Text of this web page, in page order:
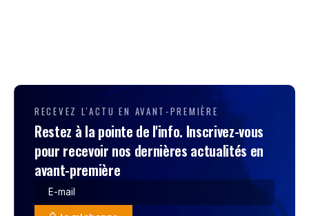
RECEVEZ L'ACTU EN AVANT-PREMIÈRE
Restez à la pointe de l'info. Inscrivez-vous
pour recevoir nos dernières actualités en
avant-première